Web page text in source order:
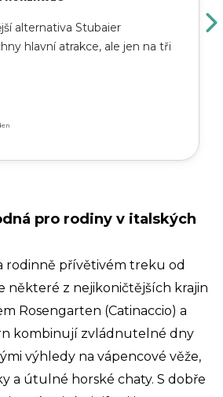
alternativa Stubaier
hlavní atrakce, ale jen na tři
pro rodiny v italských
rodinně přívětivém treku od
některé z nejikoničtějších krajin
Rosengarten (Catinaccio) a
kombinují zvládnutelné dny
výhledy na vápencové věže,
a útulné horské chaty. S dobře